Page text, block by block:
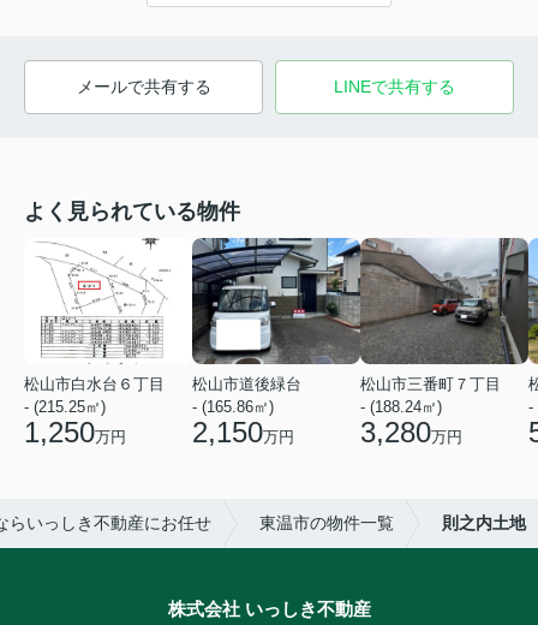
メールで共有する LINEで共有する
よく見られている物件
松山市白水台６丁目
- (215.25㎡)
1,250万円
松山市道後緑台
- (165.86㎡)
2,150万円
松山市三番町７丁目
- (188.24㎡)
3,280万円
-
らいっしき不動産にお任せ 東温市の物件一覧 則之内土地
株式会社 いっしき不動産